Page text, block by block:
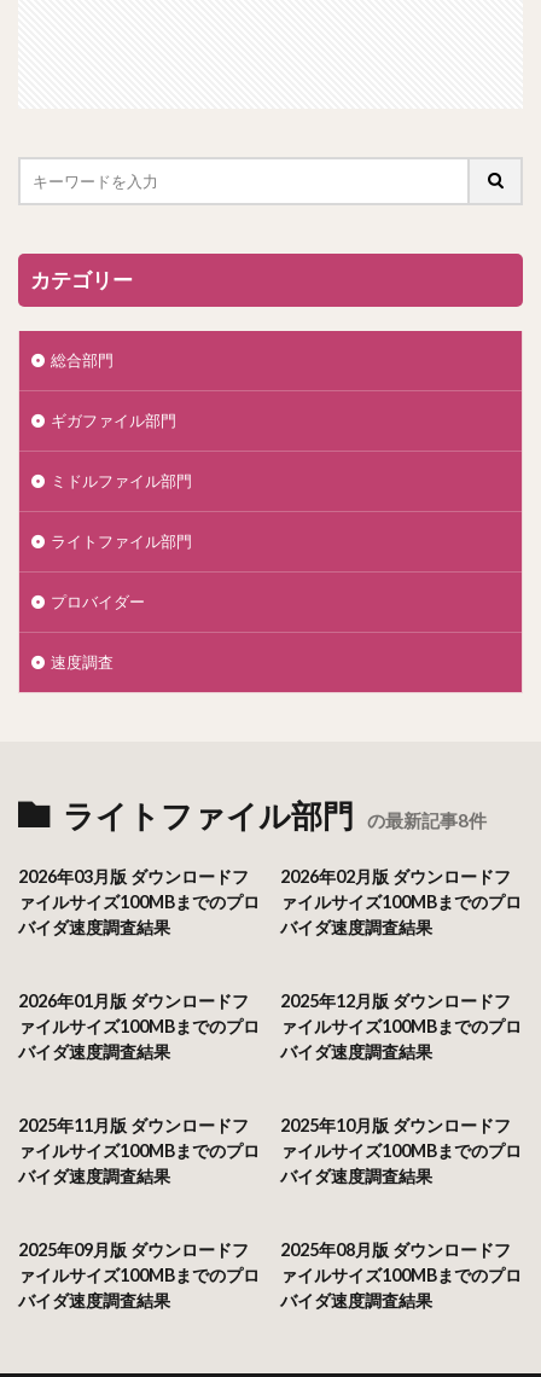
カテゴリー
総合部門
ギガファイル部門
ミドルファイル部門
ライトファイル部門
プロバイダー
速度調査
ライトファイル部門 の最新記事8件
2026年03月版 ダウンロードフ
ァイルサイズ100MBまでのプロ
バイダ速度調査結果
2026年02月版 ダウンロードフ
ァイルサイズ100MBまでのプロ
バイダ速度調査結果
2026年01月版 ダウンロードフ
ァイルサイズ100MBまでのプロ
バイダ速度調査結果
2025年12月版 ダウンロードフ
ァイルサイズ100MBまでのプロ
バイダ速度調査結果
2025年11月版 ダウンロードフ
ァイルサイズ100MBまでのプロ
バイダ速度調査結果
2025年10月版 ダウンロードフ
ァイルサイズ100MBまでのプロ
バイダ速度調査結果
2025年09月版 ダウンロードフ
ァイルサイズ100MBまでのプロ
バイダ速度調査結果
2025年08月版 ダウンロードフ
ァイルサイズ100MBまでのプロ
バイダ速度調査結果